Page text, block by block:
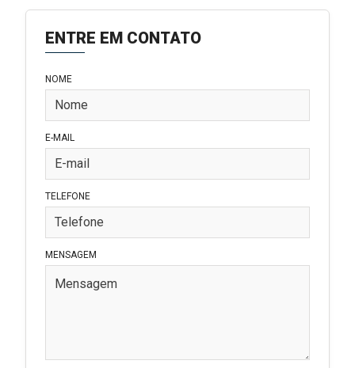
ENTRE EM CONTATO
NOME
E-MAIL
TELEFONE
MENSAGEM